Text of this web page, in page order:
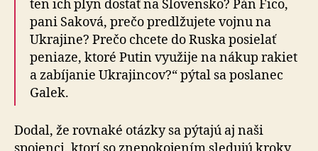
ten ich plyn dostať na Slovensko? Pán Fico,
pani Saková, prečo predlžujete vojnu na
Ukrajine? Prečo chcete do Ruska posielať
peniaze, ktoré Putin využije na nákup rakiet
a zabíjanie Ukrajincov?“ pýtal sa poslanec
Galek.
Dodal, že rovnaké otázky sa pýtajú aj naši